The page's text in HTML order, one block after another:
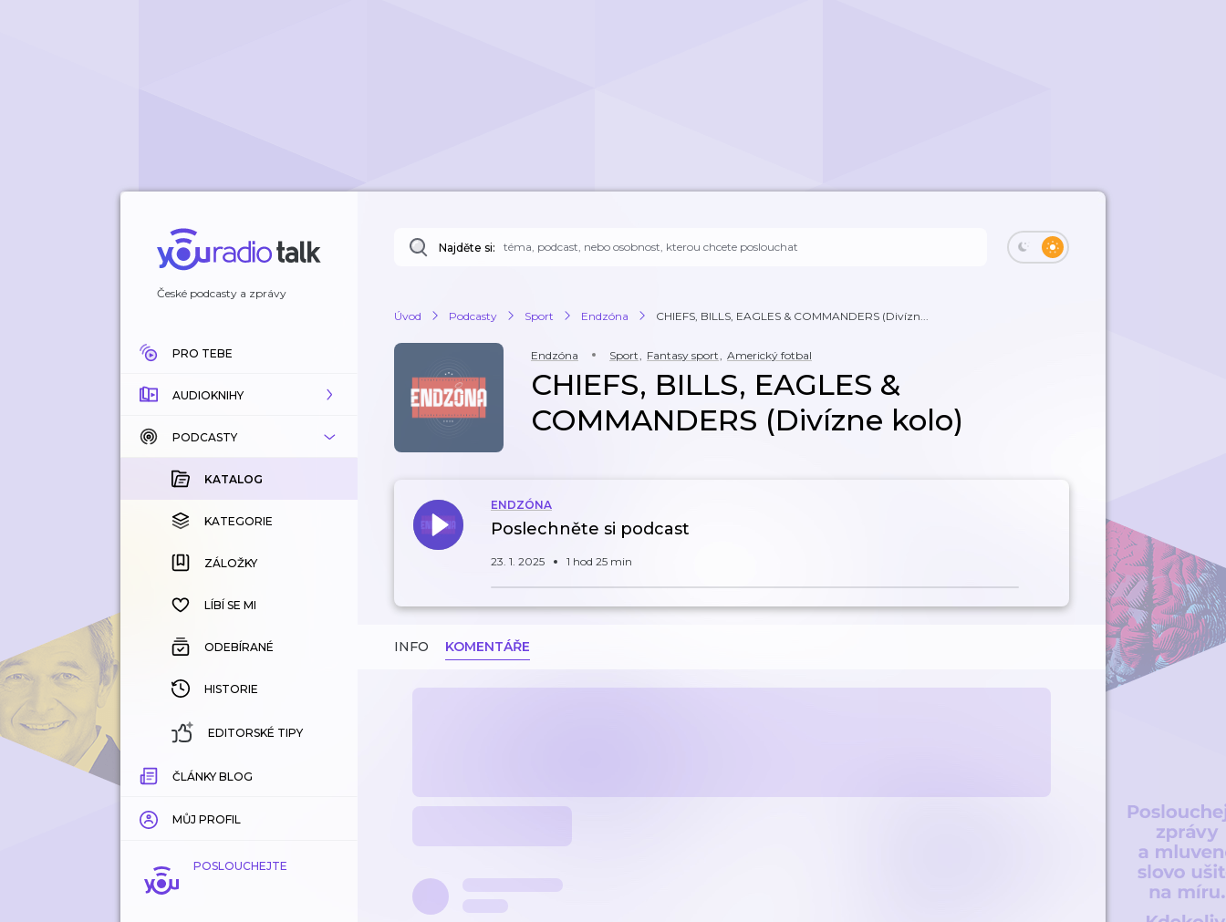
České podcasty a zprávy
PRO TEBE
AUDIOKNIHY
KATALOG
KOUPENÉ
KATEGORIE
ZÁLOŽKY
HISTORIE
PODCASTY
KATALOG
KATEGORIE
ZÁLOŽKY
LÍBÍ SE MI
ODEBÍRANÉ
HISTORIE
EDITORSKÉ TIPY
ČLÁNKY BLOG
MŮJ PROFIL
POSLOUCHEJTE
Najděte si:
Úvod Podcasty Sport Endzóna CHIEFS, BILLS, EAGLES & COMMANDERS (Divízn...
Endzóna Sport, Fantasy sport, Americký fotbal
CHIEFS, BILLS, EAGLES &
COMMANDERS (Divízne kolo)
ENDZÓNA
Poslechněte si podcast
23. 1. 2025 1 hod 25 min
INFO KOMENTÁŘE